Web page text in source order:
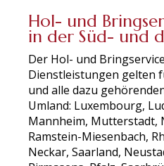
Hol- und
in der Süd- und
Der Hol- und
Dienstleistungen gelten
und alle dazu
Umland: Luxembourg,
Mannheim, Mutterstadt,
Ramstein-Miesenbach,
Neckar, Saarland,